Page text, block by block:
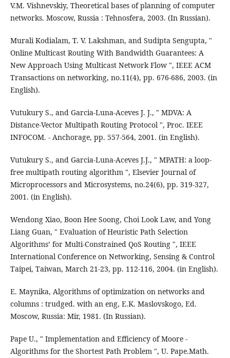
V.M. Vishnevskiy, Theoretical bases of planning of computer
networks. Moscow, Russia : Tehnosfera, 2003. (In Russian).
Murali Kodialam, T. V. Lakshman, and Sudipta Sengupta, "
Online Multicast Routing With Bandwidth Guarantees: A
New Approach Using Multicast Network Flow ", IEEE ACM
Transactions on networking, no.11(4), pp. 676-686, 2003. (in
English).
Vutukury S., and Garcia-Luna-Aceves J. J., " MDVA: A
Distance-Vector Multipath Routing Protocol ", Proc. IEEE
INFOCOM. - Anchorage, pp. 557-564, 2001. (in English).
Vutukury S., and Garcia-Luna-Aceves J.J., " MPATH: a loop-
free multipath routing algorithm ", Elsevier Journal of
Microprocessors and Microsystems, no.24(6), pp. 319-327,
2001. (in English).
Wendong Xiao, Boon Hee Soong, Choi Look Law, and Yong
Liang Guan, " Evaluation of Heuristic Path Selection
Algorithms’ for Multi-Constrained QoS Routing ", IEEE
International Conference on Networking, Sensing & Control
Taipei, Taiwan, March 21-23, pp. 112-116, 2004. (in English).
E. Maynika, Algorithms of optimization on networks and
columns : trudged. with an eng, E.K. Maslovskogo, Ed.
Moscow, Russia: Mir, 1981. (In Russian).
Pape U., " Implementation and Efficiency of Moore -
Algorithms for the Shortest Path Problem ", U. Pape.Math.